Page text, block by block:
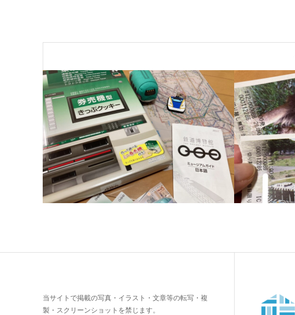
当サイトで掲載の写真・イラスト・文章等の転写・複
製・スクリーンショットを禁じます。